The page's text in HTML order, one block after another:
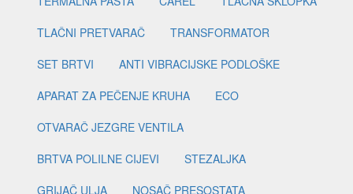
TLAČNI PRETVARAČ
TRANSFORMATOR
SET BRTVI
ANTI VIBRACIJSKE PODLOŠKE
APARAT ZA PEČENJE KRUHA
ECO
OTVARAČ JEZGRE VENTILA
BRTVA POLILNE CIJEVI
STEZALJKA
GRIJAČ ULJA
NOSAČ PRESOSTATA